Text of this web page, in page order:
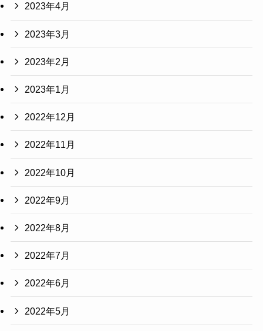
2023年4月
2023年3月
2023年2月
2023年1月
2022年12月
2022年11月
2022年10月
2022年9月
2022年8月
2022年7月
2022年6月
2022年5月